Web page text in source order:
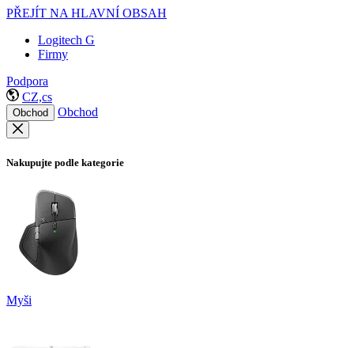
PŘEJÍT NA HLAVNÍ OBSAH
Logitech G
Firmy
Podpora
CZ,cs
Obchod Obchod
Nakupujte podle kategorie
Myši